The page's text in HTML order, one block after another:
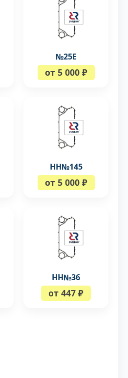
№25Е
от 5 000 ₽
НН№145
от 5 000 ₽
НН№36
от 447 ₽